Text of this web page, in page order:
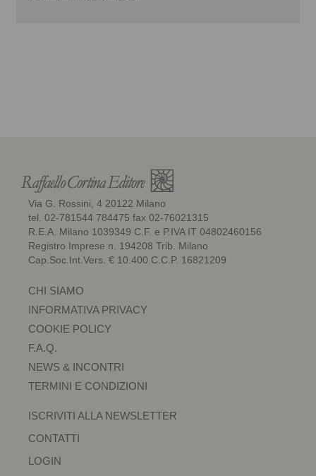
Via G. Rossini, 4 20122 Milano
tel. 02-781544 784475 fax 02-76021315
R.E.A. Milano 1039349 C.F. e P.IVA IT 04802460156
Registro Imprese n. 194208 Trib. Milano
Cap.Soc.Int.Vers. € 10.400 C.C.P. 16821209
CHI SIAMO
INFORMATIVA PRIVACY
COOKIE POLICY
F.A.Q.
NEWS & INCONTRI
TERMINI E CONDIZIONI
ISCRIVITI ALLA NEWSLETTER
CONTATTI
LOGIN